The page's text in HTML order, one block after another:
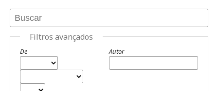
Filtros avançados
De Autor